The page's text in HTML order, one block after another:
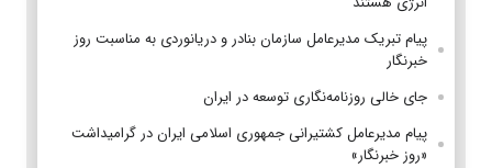
پیام تبریک مدیرعامل سازمان بنادر و دریانوردی به مناسبت روز
خبرنگار
جای خالی روزنامه‌نگاری توسعه در ایران
پیام مدیرعامل کشتیرانی جمهوری اسلامی ایران در گرامیداشت
«روز خبرنگار»